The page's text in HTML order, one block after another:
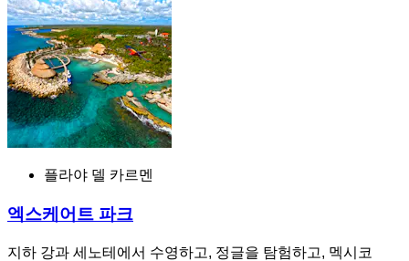
플라야 델 카르멘
엑스케어트 파크
지하 강과 세노테에서 수영하고, 정글을 탐험하고, 멕시코